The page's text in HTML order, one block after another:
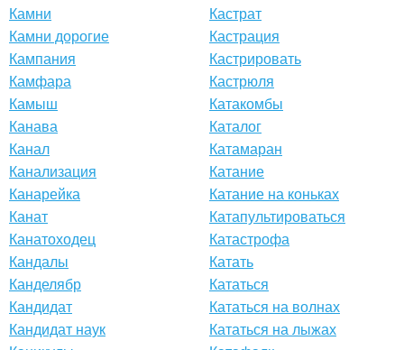
Камни
Камни дорогие
Кампания
Камфара
Камыш
Канава
Канал
Канализация
Канарейка
Канат
Канатоходец
Кандалы
Канделябр
Кандидат
Кандидат наук
Кастрат
Кастрация
Кастрировать
Кастрюля
Катакомбы
Каталог
Катамаран
Катание
Катание на коньках
Катапультироваться
Катастрофа
Катать
Кататься
Кататься на волнах
Кататься на лыжах